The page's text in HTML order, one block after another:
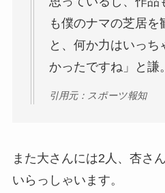
も僕のナマの芝居を
と、何か力はいっち
かったですね」と謙。
引用元：スポーツ報知
また大さんには2人、杏さ
いらっしゃいます。